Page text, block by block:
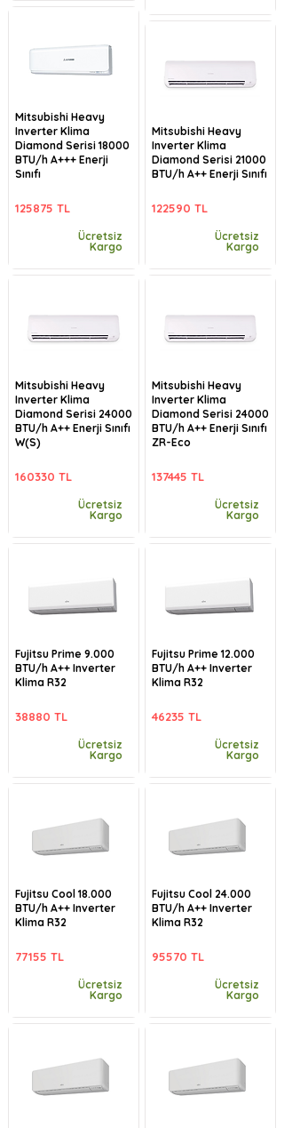
Mitsubishi Heavy
Inverter Klima
Diamond Serisi 18000
BTU/h A+++ Enerji
Sınıfı
125875 TL
Ücretsiz
Kargo
Mitsubishi Heavy
Inverter Klima
Diamond Serisi 24000
BTU/h A++ Enerji Sınıfı
W(S)
160330 TL
Ücretsiz
Kargo
Fujitsu Prime 9.000
BTU/h A++ Inverter
Klima R32
38880 TL
Ücretsiz
Kargo
Fujitsu Cool 18.000
BTU/h A++ Inverter
Klima R32
77155 TL
Ücretsiz
Kargo
Mitsubishi Heavy
Inverter Klima
Diamond Serisi 21000
BTU/h A++ Enerji Sınıfı
122590 TL
Ücretsiz
Kargo
Mitsubishi Heavy
Inverter Klima
Diamond Serisi 24000
BTU/h A++ Enerji Sınıfı
ZR-Eco
137445 TL
Ücretsiz
Kargo
Fujitsu Prime 12.000
BTU/h A++ Inverter
Klima R32
46235 TL
Ücretsiz
Kargo
Fujitsu Cool 24.000
BTU/h A++ Inverter
Klima R32
95570 TL
Ücretsiz
Kargo